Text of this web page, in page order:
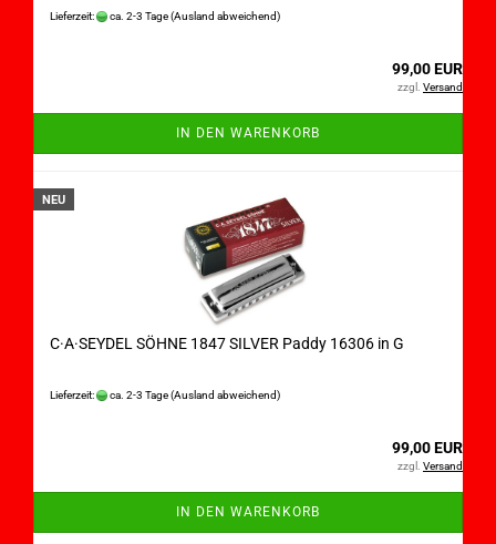
Lieferzeit: ca. 2-3 Tage(Ausland abweichend)
99,00 EUR
zzgl. Versand
IN DEN WARENKORB
NEU
C·A·SEYDEL SÖHNE 1847 SILVER Paddy 16306 in G
Lieferzeit: ca. 2-3 Tage(Ausland abweichend)
99,00 EUR
zzgl. Versand
IN DEN WARENKORB